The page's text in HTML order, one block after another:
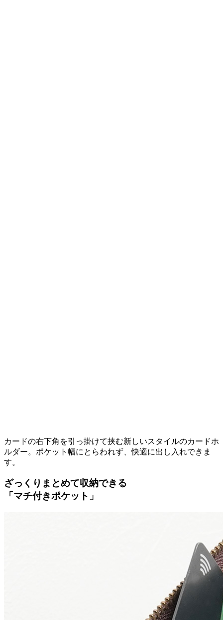
カードの右下角を引っ掛けて挟む新しいスタイルのカードホ
ルダー。ポケット幅にとらわれず、快適に出し入れできま
す。
ざっくりまとめて収納できる
「マチ付きポケット」